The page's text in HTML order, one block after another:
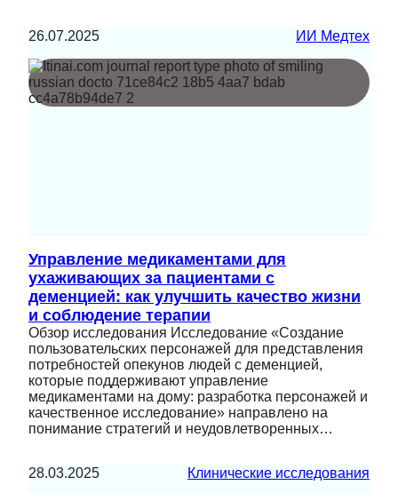
26.07.2025 ИИ Медтех
Управление медикаментами для
ухаживающих за пациентами с
деменцией: как улучшить качество жизни
и соблюдение терапии
Обзор исследования Исследование «Создание
пользовательских персонажей для представления
потребностей опекунов людей с деменцией,
которые поддерживают управление
медикаментами на дому: разработка персонажей и
качественное исследование» направлено на
понимание стратегий и неудовлетворенных…
28.03.2025 Клинические исследования